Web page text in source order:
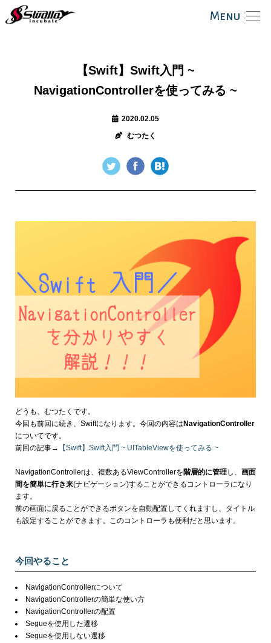
Menu
【Swift】Swift入門 ~
NavigationControllerを使ってみる ~
2020.02.05
むつたく
どうも、むつたくです。
今回も前回に続き、Swiftになります。今回の内容は NavigationController
についてです。
前回の記事→
【Swift】Swift入門 ~ UITableViewを使ってみる ~
NavigationControllerは、複数あるViewControllerを階層的に管理し、 画面
間を簡単に行き来(ナビゲーション)することができるコントローラになり
ます。
前の画面に戻ることができるボタンを自動配置してくれますし、タイトル
も設定することができます。このコントローラも便利だと思います。
今回やること
NavigationControllerについて
NavigationControllerの簡単な使い方
NavigationControllerの配置
Segueを使用した遷移
Segueを使用しない遷移